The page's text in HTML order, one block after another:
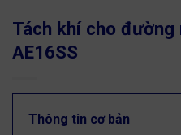
Tách khí cho
AE16SS
Thông tin cơ bản